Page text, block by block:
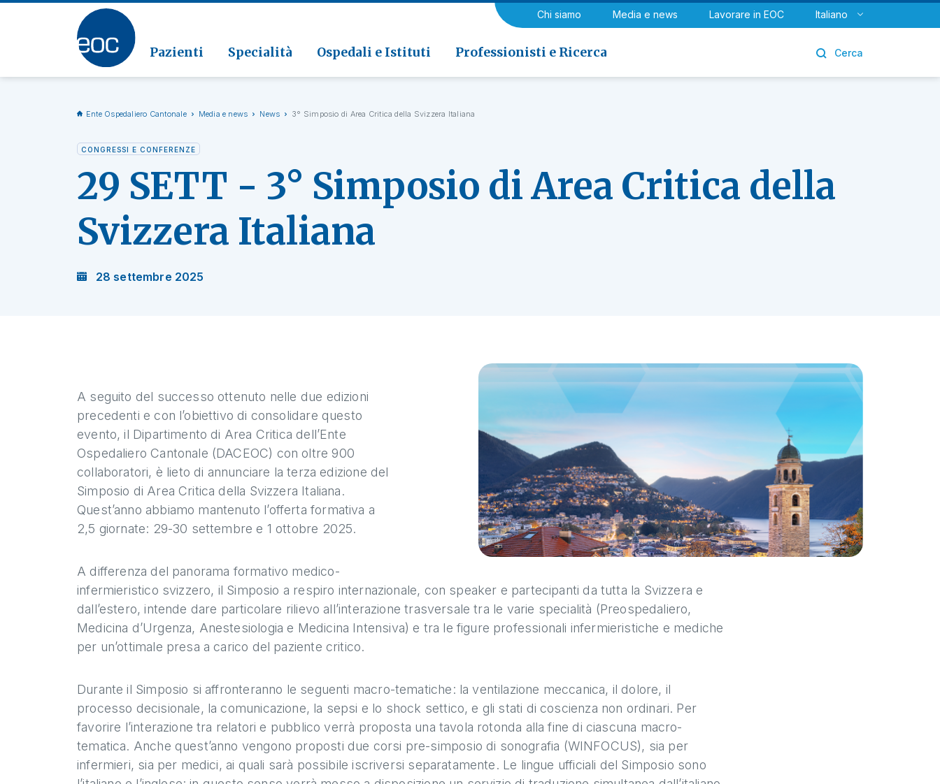
Chi siamo Media e news Lavorare in EOC Italiano
Pazienti Specialità Ospedali e Istituti Professionisti e Ricerca Cerca
Vai alla sezione
Medicina riabilitativa
Neurologia e Neurochirurgia Urologia
Clinica di Riabilitazione EOC, Novaggio
Patologia
Ente Ospedaliero Cantonale Media e news News 3° Simposio di Area Critica della Svizzera Italiana
CONGRESSI E CONFERENZE
29 SETT - 3° Simposio di Area Critica della
Svizzera Italiana
28 settembre 2025
A seguito del successo ottenuto nelle due edizioni
precedenti e con l’obiettivo di consolidare questo
evento, il Dipartimento di Area Critica dell’Ente
Ospedaliero Cantonale (DACEOC) con oltre 900
collaboratori, è lieto di annunciare la terza edizione del
Simposio di Area Critica della Svizzera Italiana.
Quest’anno abbiamo mantenuto l’offerta formativa a
2,5 giornate: 29-30 settembre e 1 ottobre 2025.
A differenza del panorama formativo medico-
infermieristico svizzero, il Simposio a respiro internazionale, con speaker e partecipanti da tutta la Svizzera e
dall’estero, intende dare particolare rilievo all’interazione trasversale tra le varie specialità (Preospedaliero,
Medicina d’Urgenza, Anestesiologia e Medicina Intensiva) e tra le figure professionali infermieristiche e mediche
per un’ottimale presa a carico del paziente critico.
Durante il Simposio si affronteranno le seguenti macro-tematiche: la ventilazione meccanica, il dolore, il
processo decisionale, la comunicazione, la sepsi e lo shock settico, e gli stati di coscienza non ordinari. Per
favorire l’interazione tra relatori e pubblico verrà proposta una tavola rotonda alla fine di ciascuna macro-
tematica. Anche quest’anno vengono proposti due corsi pre-simposio di sonografia (WINFOCUS), sia per
infermieri, sia per medici, ai quali sarà possibile iscriversi separatamente. Le lingue ufficiali del Simposio sono